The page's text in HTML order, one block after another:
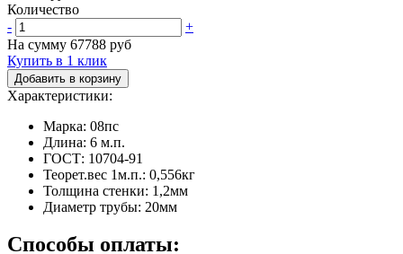
Количество
-
+
На сумму 67788 руб
Купить в 1 клик
Добавить в корзину
Характеристики:
Марка: 08пс
Длина: 6 м.п.
ГОСТ: 10704-91
Теорет.вес 1м.п.: 0,556кг
Толщина стенки: 1,2мм
Диаметр трубы: 20мм
Способы оплаты: